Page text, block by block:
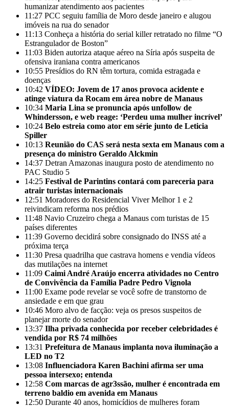
humanizar atendimento aos pacientes
11:27 PCC seguiu família de Moro desde janeiro e alugou
imóveis na rua do senador
11:13 Conheça a história do serial killer retratado no filme “O
Estrangulador de Boston”
11:03 Biden autoriza ataque aéreo na Síria após suspeita de
ofensiva iraniana contra americanos
10:55 Presídios do RN têm tortura, comida estragada e
doenças
10:42 VÍDEO: Jovem de 17 anos provoca acidente e
atinge viatura da Rocam em área nobre de Manaus
10:34 Maria Lina se pronuncia após unfollow de
Whindersson, e web reage: ‘Perdeu uma mulher incrível’
10:24 Belo estreia como ator em série junto de Leticia
Spiller
10:13 Reunião do CAS será nesta sexta em Manaus com a
presença do ministro Geraldo Alckmin
14:37 Detran Amazonas inaugura posto de atendimento no
PAC Studio 5
14:25 Festival de Parintins contará com pareceria para
atrair turistas internacionais
12:51 Moradores do Residencial Viver Melhor 1 e 2
reivindicam reforma nos prédios
11:48 Navio Cruzeiro chega a Manaus com turistas de 15
países diferentes
11:39 Governo decidirá sobre consignado do INSS até a
próxima terça
11:30 Presa quadrilha que castrava homens e vendia vídeos
das mutilações na internet
11:09 Caimi André Araújo encerra atividades no Centro
de Convivência da Família Padre Pedro Vignola
11:00 Exame pode revelar se você sofre de transtorno de
ansiedade e em que grau
10:46 Moro alvo de facção: veja os presos suspeitos de
planejar morte do senador
13:37 Ilha privada conhecida por receber celebridades é
vendida por R$ 74 milhões
13:31 Prefeitura de Manaus implanta nova iluminação a
LED no T2
13:08 Influenciadora Karen Bachini afirma ser uma
pessoa intersexo; entenda
12:58 Com marcas de agr3ssão, mulher é encontrada em
terreno baldio em avenida em Manaus
12:50 Durante 40 anos, homicídios de mulheres foram